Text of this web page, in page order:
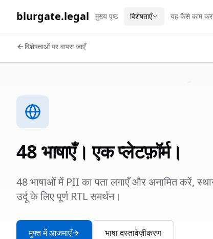
blurgate.legal मुख्य पृष्ठ विशेषताएँ यह कैसे काम
विशेषताओं पर वापस जाएँ
48 भाषाएँ। एक प्लेटफ़ॉर्म।
48 भाषाओं में PII का पता लगाएँ और अनामित करें,
उर्दू के लिए पूर्ण RTL समर्थन।
मुफ्त में आजमाएँ भाषा दस्तावेज़ीकरण